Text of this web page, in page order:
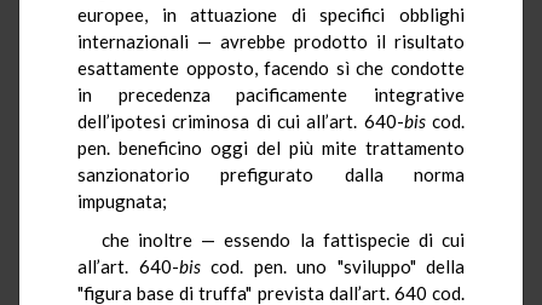
europee, in attuazione di specifici obblighi
internazionali — avrebbe prodotto il risultato
esattamente opposto, facendo sì che condotte
in precedenza pacificamente integrative
dell’ipotesi criminosa di cui all’art. 640-biscod.
pen. beneficino oggi del più mite trattamento
sanzionatorio prefigurato dalla norma
impugnata;
che inoltre — essendo la fattispecie di cui
all’art. 640-biscod. pen. uno "sviluppo" della
"figura base di truffa" prevista dall’art. 640 cod.